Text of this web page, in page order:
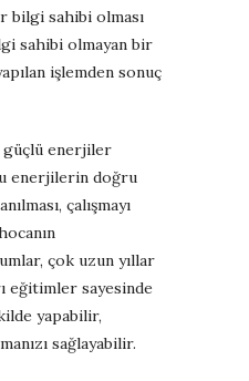
bilgi sahibi olması
sahibi olmayan bir
işlemden sonuç
güçlü enerjiler
enerjilerin doğru
çalışmayı
çok uzun yıllar
eğitimler sayesinde
yapabilir,
sağlayabilir.